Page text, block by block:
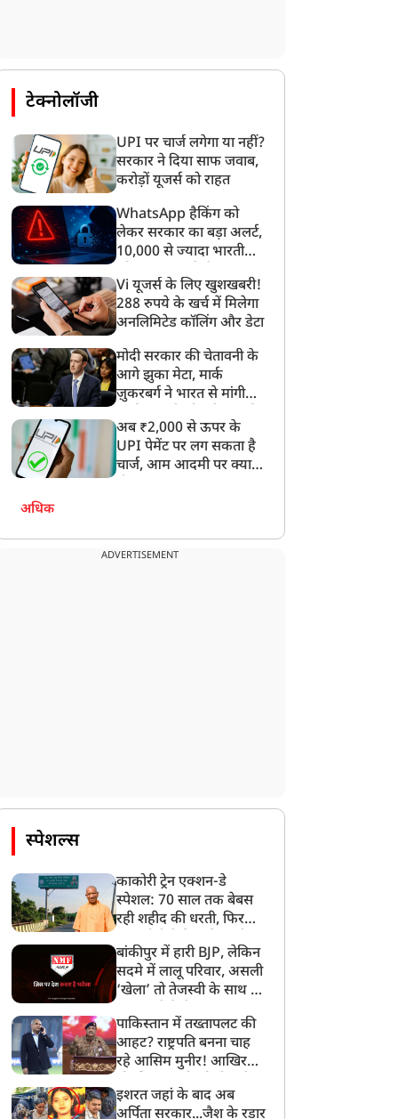
'मैं PM होता तो पहले...' गाली
वाले वीडियो पर सोनम वांगचुक
का बड़ा बयान
कांवड़ियों को लेकर रशीदी के
विवादित बयान पर भड़कीं
माधवी लता, बोलीं-मुसलमान
नहीं, आत्मघाती आतंकवादी हैं
टेक्नोलॉजी
UPI पर चार्ज लगेगा या नहीं?
सरकार ने दिया साफ जवाब,
करोड़ों यूजर्स को राहत
WhatsApp हैकिंग को
लेकर सरकार का बड़ा अलर्ट,
10,000 से ज्यादा भारतीयों
गया
Vi यूजर्स के लिए खुशखबरी!
288 रुपये के खर्च में मिलेगा
अनलिमिटेड कॉलिंग और डेटा
मोदी सरकार की चेतावनी के
आगे झुका मेटा, मार्क
ज़ुकरबर्ग ने भारत से मांगी
अब ₹2,000 से ऊपर के
UPI पेमेंट पर लग सकता है
चार्ज, आम आदमी पर क्या
अधिक
ADVERTISEMENT
स्पेशल्स
काकोरी ट्रेन एक्शन-डे
स्पेशल: 70 साल तक बेबस
रही शहीद की धरती, फिर
पीढ़ियों का दर्द
बांकीपुर में हारी BJP, लेकिन
सदमे में लालू परिवार, असली
‘खेला’ तो तेजस्वी के साथ हो
पाकिस्तान में तख्तापलट की
आहट? राष्ट्रपति बनना चाह
रहे आसिम मुनीर! आखिर
बनाया मोहरा?
इशरत जहां के बाद अब
अर्पिता सरकार...जैश के रडार